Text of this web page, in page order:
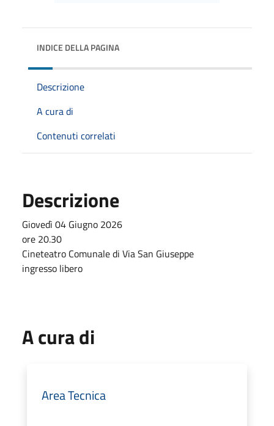
INDICE DELLA PAGINA
Descrizione
A cura di
Contenuti correlati
Descrizione
Giovedì 04 Giugno 2026
ore 20.30
Cineteatro Comunale di Via San Giuseppe
ingresso libero
A cura di
Area Tecnica